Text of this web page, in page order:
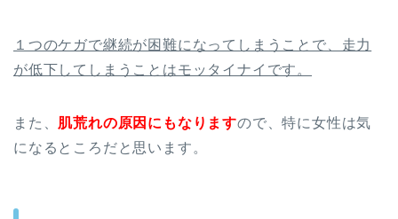
１つのケガで継続が困難になってしまうことで、走力
が低下してしまうことはモッタイナイです。
また、 肌荒れの原因にもなりますので、特に女性は気
になるところだと思います。